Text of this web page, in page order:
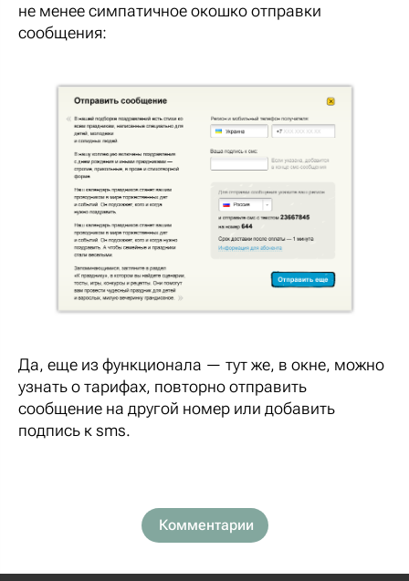
не менее симпатичное окошко отправки
сообщения:
Да, еще из функционала — тут же, в окне, можно
узнать о тарифах, повторно отправить
сообщение на другой номер или добавить
подпись к sms.
Комментарии